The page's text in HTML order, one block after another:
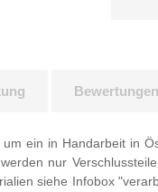
Bewertungen
ein in Handarbeit in
nur
siehe Infobox